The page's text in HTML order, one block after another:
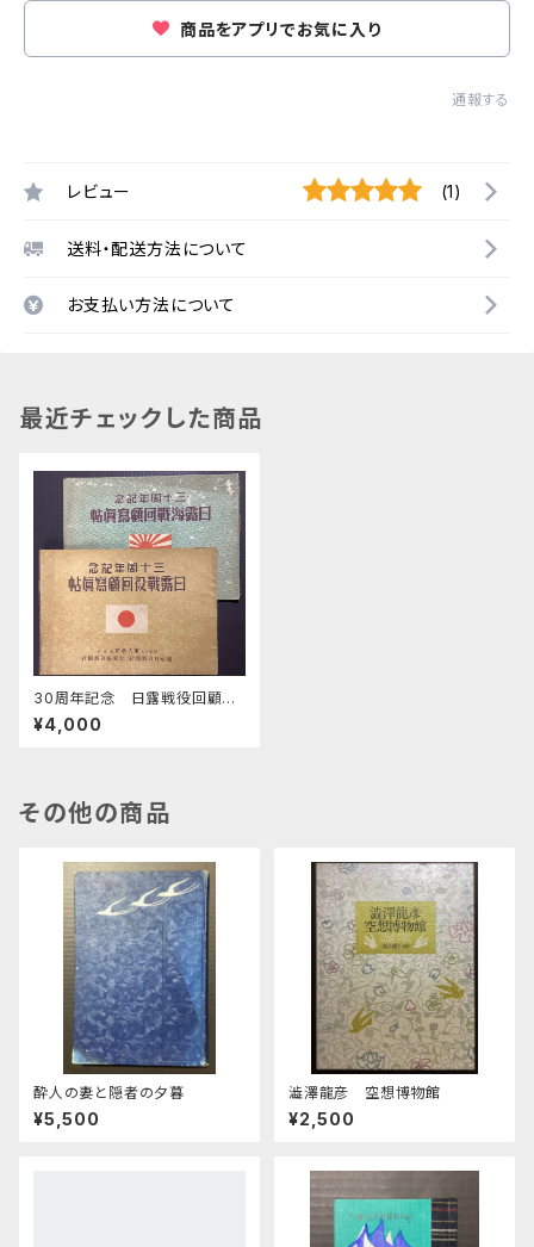
商品をアプリでお気に入り
通報する
レビュー (1)
送料・配送方法について
お支払い方法について
最近チェックした商品
30周年記念 日露戦役回顧写
真帖 日露海戦回顧写真帖
計2冊
¥4,000
その他の商品
酔人の妻と隠者の夕暮
¥5,500
澁澤龍彦 空想博物館
¥2,500